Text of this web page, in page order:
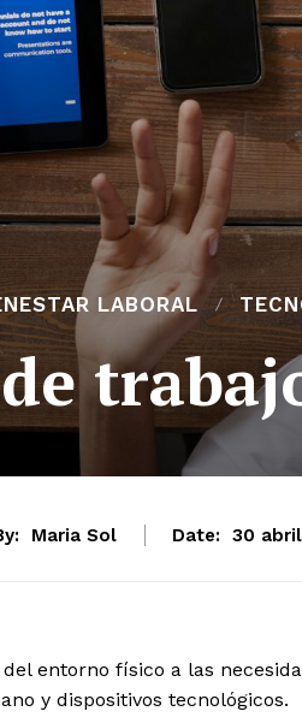
LABORAL
Maria Sol Date: 30
entorno físico a las
y dispositivos tecnológicos.